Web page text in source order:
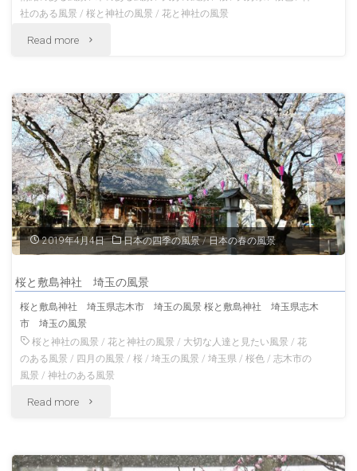
社のある風景 /桜と神社の風景 /花と神社の風景
Read more "中
大
神
宮
と
桜
風
景
大
風
2019年4月4日 日本の四季の風景 / 日本の春の風景
桜と敷島神社 埼玉の風景
桜と敷島神社 埼玉県志木市 埼玉の風景 桜と敷島神社 埼玉県志木
市 埼玉の風景
桜と神社の風景 /花と神社の風景 / 大切な人達と見たい風景 /花
のある風景 / 四月の風景 /桜 /埼玉の風景 /埼玉県 /桜色 /志木市の
風景 /神社のある風景
Read more "桜
敷